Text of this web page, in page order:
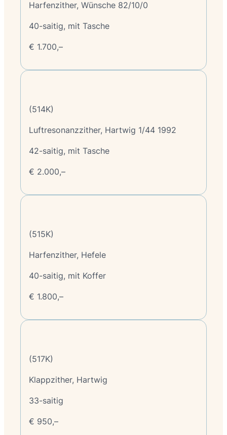
Harfenzither, Wünsche 82/10/0
40-saitig, mit Tasche
€ 1.700,–
(514K)
Luftresonanzzither, Hartwig 1/44 1992
42-saitig, mit Tasche
€ 2.000,–
(515K)
Harfenzither, Hefele
40-saitig, mit Koffer
€ 1.800,–
(517K)
Klappzither, Hartwig
33-saitig
€ 950,–